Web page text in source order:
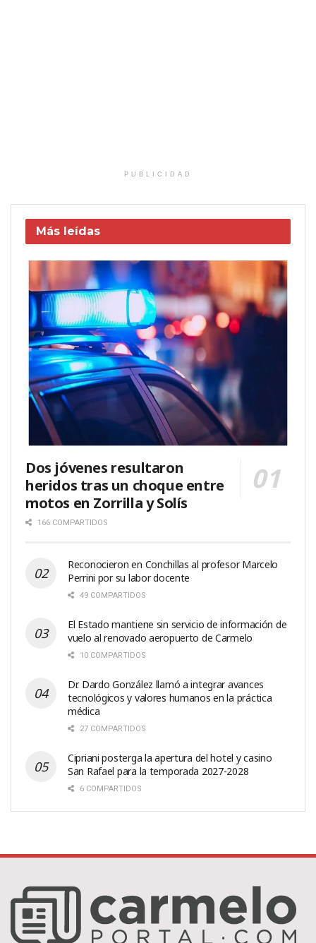
PUBLICIDAD
Más leídas
Dos jóvenes resultaron
heridos tras un choque entre
motos en Zorrilla y Solís
166 COMPARTIDOS
Reconocieron en Conchillas al profesor Marcelo
Perrini por su labor docente
49 COMPARTIDOS
El Estado mantiene sin servicio de información de
vuelo al renovado aeropuerto de Carmelo
10 COMPARTIDOS
Dr. Dardo González llamó a integrar avances
tecnológicos y valores humanos en la práctica
médica
27 COMPARTIDOS
Cipriani posterga la apertura del hotel y casino
San Rafael para la temporada 2027-2028
6 COMPARTIDOS